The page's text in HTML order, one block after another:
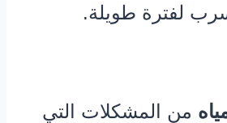
لفترة طويلة.
من المشكلات التي